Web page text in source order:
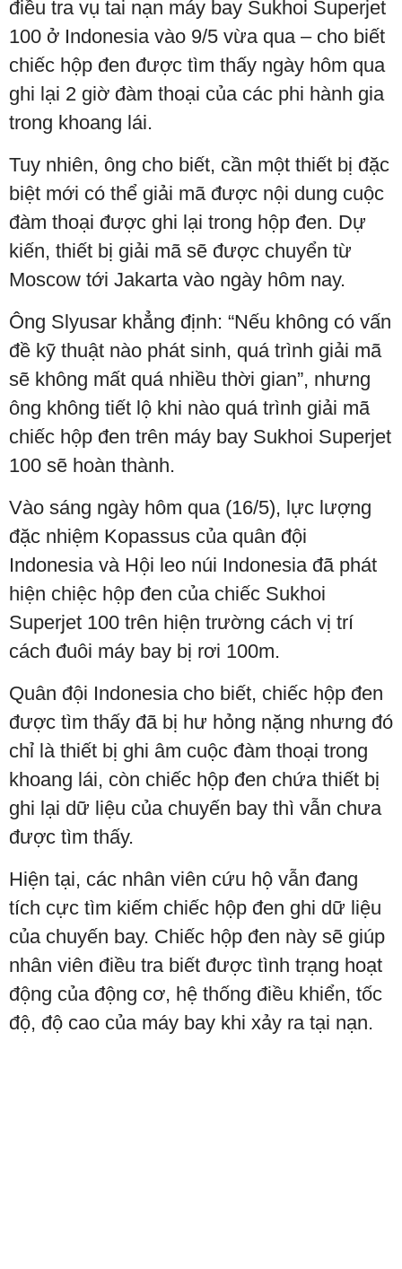
điều tra vụ tai nạn máy bay Sukhoi Superjet
100 ở Indonesia vào 9/5 vừa qua – cho biết
chiếc hộp đen được tìm thấy ngày hôm qua
ghi lại 2 giờ đàm thoại của các phi hành gia
trong khoang lái.
Tuy nhiên, ông cho biết, cần một thiết bị đặc
biệt mới có thể giải mã được nội dung cuộc
đàm thoại được ghi lại trong hộp đen. Dự
kiến, thiết bị giải mã sẽ được chuyển từ
Moscow tới Jakarta vào ngày hôm nay.
Ông Slyusar khẳng định: “Nếu không có vấn
đề kỹ thuật nào phát sinh, quá trình giải mã
sẽ không mất quá nhiều thời gian”, nhưng
ông không tiết lộ khi nào quá trình giải mã
chiếc hộp đen trên máy bay Sukhoi Superjet
100 sẽ hoàn thành.
Vào sáng ngày hôm qua (16/5), lực lượng
đặc nhiệm Kopassus của quân đội
Indonesia và Hội leo núi Indonesia đã phát
hiện chiệc hộp đen của chiếc Sukhoi
Superjet 100 trên hiện trường cách vị trí
cách đuôi máy bay bị rơi 100m.
Quân đội Indonesia cho biết, chiếc hộp đen
được tìm thấy đã bị hư hỏng nặng nhưng đó
chỉ là thiết bị ghi âm cuộc đàm thoại trong
khoang lái, còn chiếc hộp đen chứa thiết bị
ghi lại dữ liệu của chuyến bay thì vẫn chưa
được tìm thấy.
Hiện tại, các nhân viên cứu hộ vẫn đang
tích cực tìm kiếm chiếc hộp đen ghi dữ liệu
của chuyến bay. Chiếc hộp đen này sẽ giúp
nhân viên điều tra biết được tình trạng hoạt
động của động cơ, hệ thống điều khiển, tốc
độ, độ cao của máy bay khi xảy ra tại nạn.